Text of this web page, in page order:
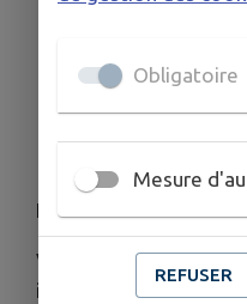
mairie, où vous
Nous comptons sur
Vous faire recenser
incidence sur vos
Obligatoire
Mesure
REFUSER